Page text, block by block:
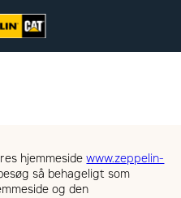
hjemmesidewww.zeppelin-
så behageligt som
og den